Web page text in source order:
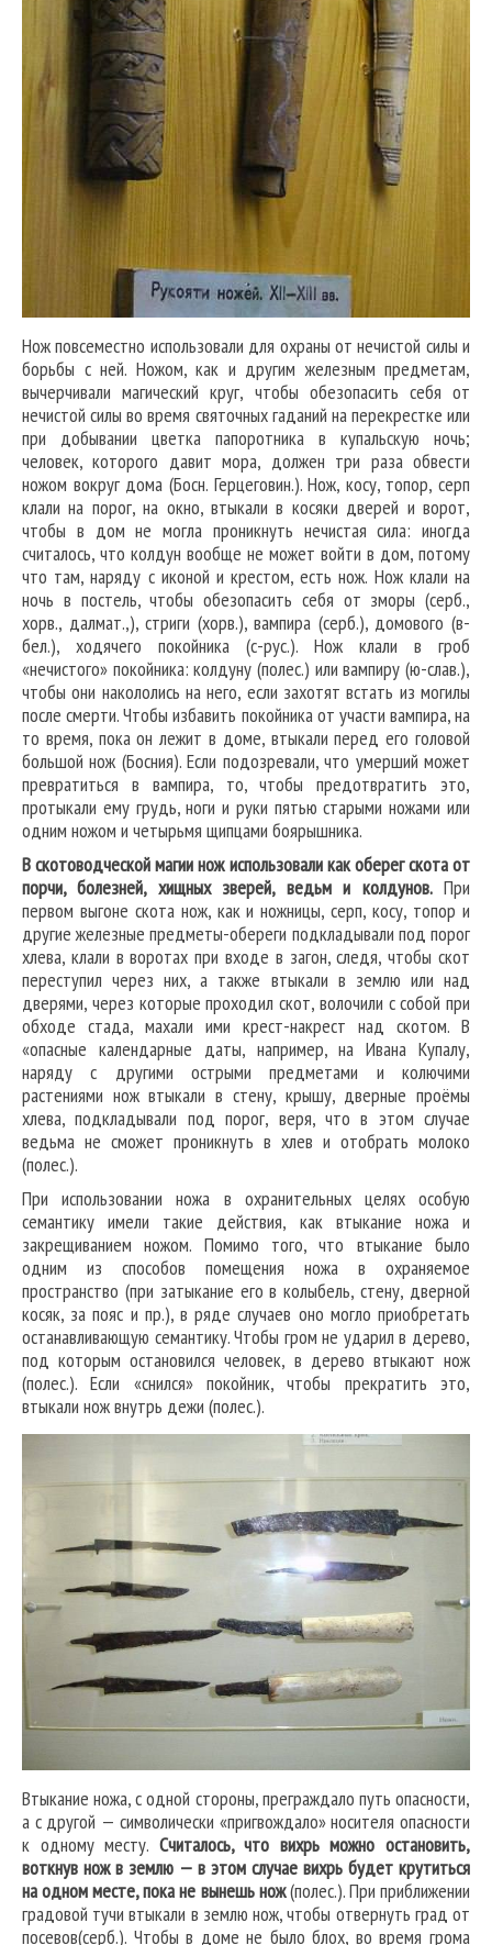
Нож повсеместно использовали для охраны от нечистой силы и
борьбы с ней. Ножом, как и другим железным предметам,
вычерчивали магический круг, чтобы обезопасить себя от
нечистой силы во время святочных гаданий на перекрестке или
при добывании цветка папоротника в купальскую ночь;
человек, которого давит мора, должен три раза обвести
ножом вокруг дома (Босн. Герцеговин.). Нож, косу, топор, серп
клали на порог, на окно, втыкали в косяки дверей и ворот,
чтобы в дом не могла проникнуть нечистая сила: иногда
считалось, что колдун вообще не может войти в дом, потому
что там, наряду с иконой и крестом, есть нож. Нож клали на
ночь в постель, чтобы обезопасить себя от зморы (серб.,
хорв., далмат.,), стриги (хорв.), вампира (серб.), домового (в-
бел.), ходячего покойника (с-рус.). Нож клали в гроб
«нечистого» покойника: колдуну (полес.) или вампиру (ю-слав.),
чтобы они накололись на него, если захотят встать из могилы
после смерти. Чтобы избавить покойника от участи вампира, на
то время, пока он лежит в доме, втыкали перед его головой
большой нож (Босния). Если подозревали, что умерший может
превратиться в вампира, то, чтобы предотвратить это,
протыкали ему грудь, ноги и руки пятью старыми ножами или
одним ножом и четырьмя щипцами боярышника.
В скотоводческой магии нож использовали как оберег скота от
порчи, болезней, хищных зверей, ведьм и колдунов.При
первом выгоне скота нож, как и ножницы, серп, косу, топор и
другие железные предметы-обереги подкладывали под порог
хлева, клали в воротах при входе в загон, следя, чтобы скот
переступил через них, а также втыкали в землю или над
дверями, через которые проходил скот, волочили с собой при
обходе стада, махали ими крест-накрест над скотом. В
«опасные календарные даты, например, на Ивана Купалу,
наряду с другими острыми предметами и колючими
растениями нож втыкали в стену, крышу, дверные проёмы
хлева, подкладывали под порог, веря, что в этом случае
ведьма не сможет проникнуть в хлев и отобрать молоко
(полес.).
При использовании ножа в охранительных целях особую
семантику имели такие действия, как втыкание ножа и
закрещиванием ножом. Помимо того, что втыкание было
одним из способов помещения ножа в охраняемое
пространство (при затыкание его в колыбель, стену, дверной
косяк, за пояс и пр.), в ряде случаев оно могло приобретать
останавливающую семантику. Чтобы гром не ударил в дерево,
под которым остановился человек, в дерево втыкают нож
(полес.). Если «снился» покойник, чтобы прекратить это,
втыкали нож внутрь дежи (полес.).
Втыкание ножа, с одной стороны, преграждало путь опасности,
а с другой — символически «пригвождало» носителя опасности
к одному месту. Считалось, что вихрь можно остановить,
воткнув нож в землю — в этом случае вихрь будет крутиться
на одном месте, пока не вынешь нож(полес.). При приближении
градовой тучи втыкали в землю нож, чтобы отвернуть град от
посевов(серб.). Чтобы в доме не было блох, во время грома